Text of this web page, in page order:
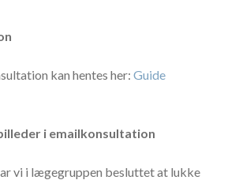
kan hentes her: Guide
i emailkonsultation
vi i lægegruppen besluttet at lukke